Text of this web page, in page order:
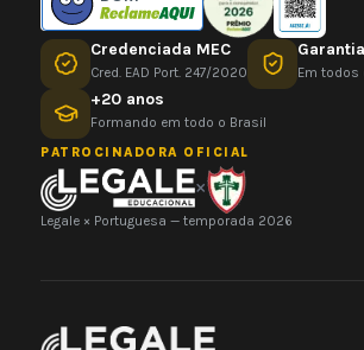
Credenciada MEC
Cred. EAD Port. 247/2020 Em
+20 anos
Formando em todo o Brasil
PATROCINADORA OFICIAL
×
Legale × Portuguesa — temporada 2026